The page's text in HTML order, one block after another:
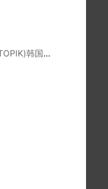
国报名时间